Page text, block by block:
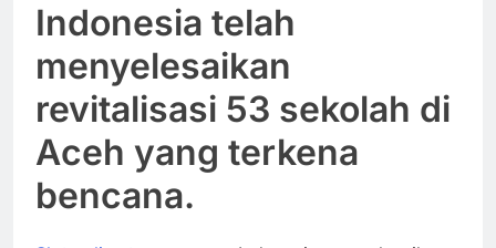
Indonesia telah
menyelesaikan
revitalisasi 53 sekolah di
Aceh yang terkena
bencana.